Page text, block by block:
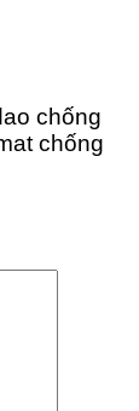
chống
chống